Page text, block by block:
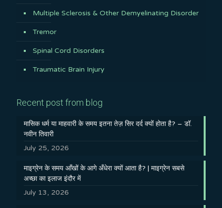
Multiple Sclerosis & Other Demyelinating Disorder
Tremor
Spinal Cord Disorders
Traumatic Brain Injury
Recent post from blog
मासिक धर्म या माहवारी के समय इतना तेज़ सिर दर्द क्यों होता है? – डॉ.
नवीन तिवारी
July 25, 2026
माइग्रेन के समय आँखों के आगे अँधेरा क्यों आता है? | माइग्रेन सबसे
अच्छा का इलाज इंदौर में
July 13, 2026